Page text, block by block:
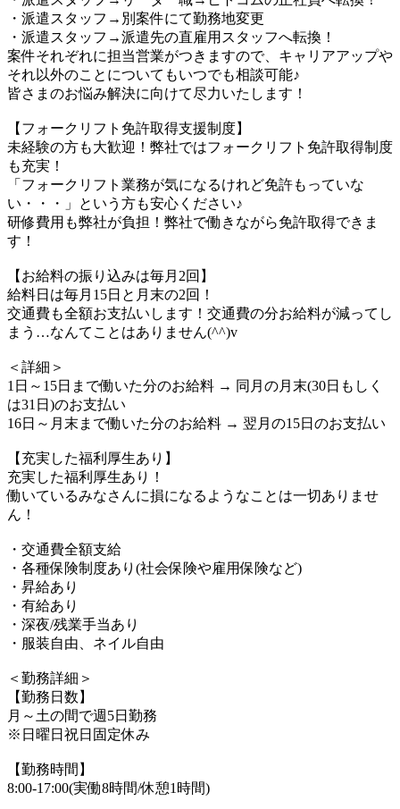
・派遣スタッフ→別案件にて勤務地変更
・派遣スタッフ→派遣先の直雇用スタッフへ転換！
案件それぞれに担当営業がつきますので、キャリアアップや
それ以外のことについてもいつでも相談可能♪
皆さまのお悩み解決に向けて尽力いたします！
【フォークリフト免許取得支援制度】
未経験の方も大歓迎！弊社ではフォークリフト免許取得制度
も充実！
「フォークリフト業務が気になるけれど免許もっていな
い・・・」という方も安心ください♪
研修費用も弊社が負担！弊社で働きながら免許取得できま
す！
【お給料の振り込みは毎月2回】
給料日は毎月15日と月末の2回！
交通費も全額お支払いします！交通費の分お給料が減ってし
まう…なんてことはありません(^^)v
＜詳細＞
1日～15日まで働いた分のお給料 → 同月の月末(30日もしく
は31日)のお支払い
16日～月末まで働いた分のお給料 → 翌月の15日のお支払い
【充実した福利厚生あり】
充実した福利厚生あり！
働いているみなさんに損になるようなことは一切ありませ
ん！
・交通費全額支給
・各種保険制度あり(社会保険や雇用保険など)
・昇給あり
・有給あり
・深夜/残業手当あり
・服装自由、ネイル自由
＜勤務詳細＞
【勤務日数】
月～土の間で週5日勤務
※日曜日祝日固定休み
【勤務時間】
8:00-17:00(実働8時間/休憩1時間)